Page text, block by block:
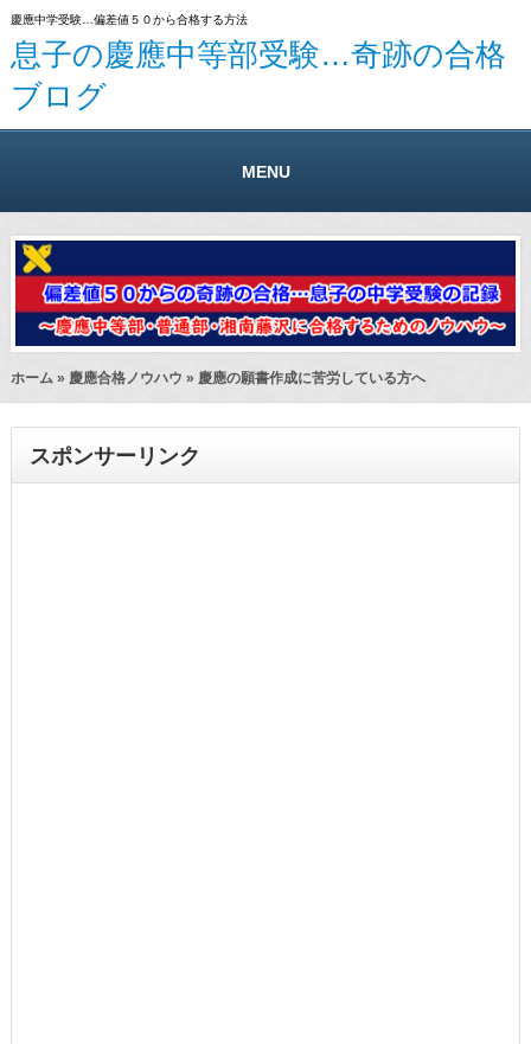
慶應中学受験…偏差値５０から合格する方法
息子の慶應中等部受験…奇跡の合格
ブログ
MENU
ホーム » 慶應合格ノウハウ » 慶應の願書作成に苦労している方へ
スポンサーリンク